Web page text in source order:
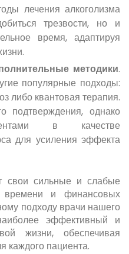
лечения алкоголизма
трезвости, но и
время, адаптируя
методики.
популярные подходы:
либо квантовая терапия.
подтверждения, однако
в качестве
для усиления эффекта
свои сильные и слабые
времени и финансовых
подходу врачи нашего
эффективный и
жизни, обеспечивая
каждого пациента.